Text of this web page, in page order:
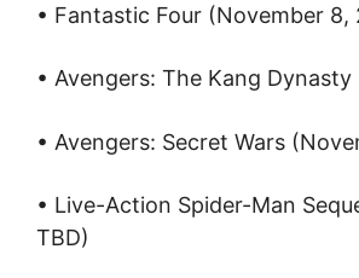
• Fantastic Four (November 8,
• Avengers: The Kang
• Avengers: Secret Wars
• Live-Action Spider-Man
TBD)